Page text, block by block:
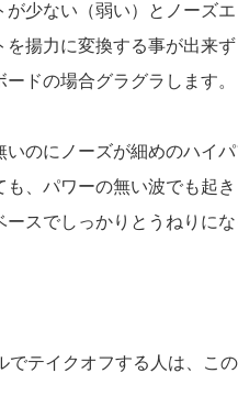
が少ない（弱い）とノーズ
を揚力に変換する事が出来ず
ードの場合グラグラします。
いのにノーズが細めのハイ
、パワーの無い波でも起き
ースでしっかりとうねりに
でテイクオフする人は、こ